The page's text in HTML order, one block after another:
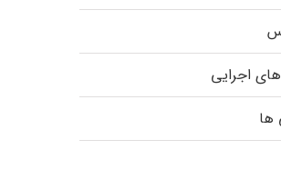
اجرایی
ها